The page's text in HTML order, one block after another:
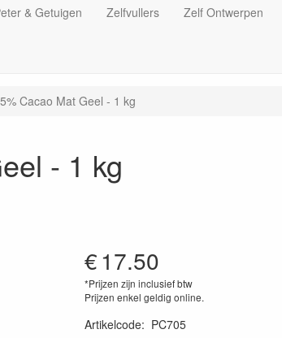
& Getuigen Zelfvullers Zelf Ontwerpen
Cacao Mat Geel - 1 kg
- 1 kg
€17.50
*Prijzen zijn inclusief btw
Prijzen enkel geldig online.
Artikelcode: PC705